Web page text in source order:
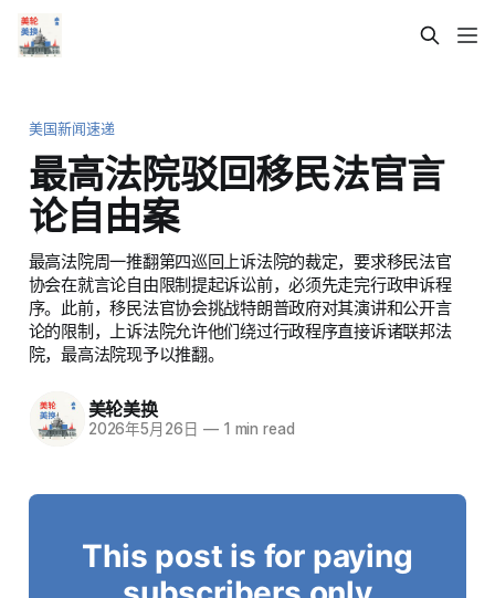
美国新闻速递
最高法院驳回移民法官言
论自由案
最高法院周一推翻第四巡回上诉法院的裁定，要求移民法官
协会在就言论自由限制提起诉讼前，必须先走完行政申诉程
序。此前，移民法官协会挑战特朗普政府对其演讲和公开言
论的限制，上诉法院允许他们绕过行政程序直接诉诸联邦法
院，最高法院现予以推翻。
美轮美换
2026年5月26日 —1 min read
This post is for paying